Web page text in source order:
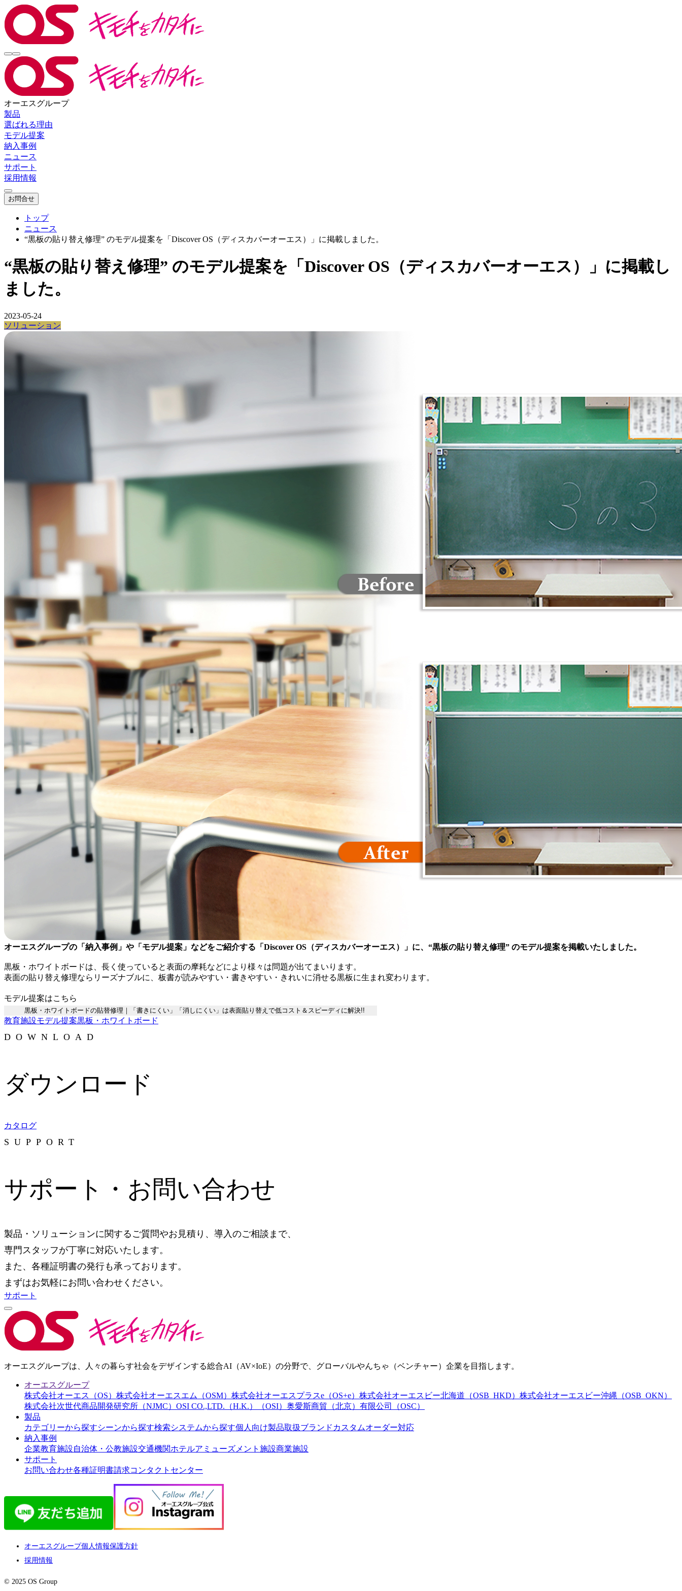
オーエスグループ
製品
選ばれる理由
モデル提案
納入事例
ニュース
サポート
採用情報
お問合せ
トップ
ニュース
“黒板の貼り替え修理” のモデル提案を「Discover OS（ディスカバーオーエス）」に掲載しました。
“黒板の貼り替え修理” のモデル提案を「Discover OS（ディスカバーオーエス）」に掲載し
ました。
2023-05-24
ソリューション
オーエスグループの「納入事例」や「モデル提案」などをご紹介する「Discover OS（ディスカバーオーエス）」に、“黒板の貼り替え修理” のモデル提案を掲載いたしました。
黒板・ホワイトボードは、長く使っていると表面の摩耗などにより様々は問題が出てまいります。
表面の貼り替え修理ならリーズナブルに、板書が読みやすい・書きやすい・きれいに消せる黒板に生まれ変わります。
モデル提案はこちら
黒板・ホワイトボードの貼替修理｜「書きにくい」「消しにくい」は表面貼り替えで低コスト＆スピーディに解決!!
教育施設モデル提案黒板・ホワイトボード
DOWNLOAD
ダウンロード
カタログ
SUPPORT
サポート・お問い合わせ
製品・ソリューションに関するご質問やお見積り、導入のご相談まで、
専門スタッフが丁寧に対応いたします。
また、各種証明書の発行も承っております。
まずはお気軽にお問い合わせください。
サポート
オーエスグループは、人々の暮らす社会をデザインする総合AI（AV×IoE）の分野で、グローバルやんちゃ（ベンチャー）企業を目指します。
オーエスグループ
株式会社オーエス（OS） 株式会社オーエスエム（OSM） 株式会社オーエスプラスe（OS+e） 株式会社オーエスビー北海道（OSB_HKD） 株式会社オーエスビー沖縄（OSB_OKN）
株式会社次世代商品開発研究所（NJMC） OSI CO.,LTD.（H.K.）（OSI） 奥愛斯商貿（北京）有限公司（OSC）
製品
カテゴリーから探すシーンから探す検索システムから探す個人向け製品取扱ブランド カスタムオーダー対応
納入事例
企業教育施設自治体・公教施設交通機関ホテルアミューズメント施設商業施設
サポート
お問い合わせ各種証明書請求コンタクトセンター
オーエスグループ個人情報保護方針
採用情報
© 2025 OS Group